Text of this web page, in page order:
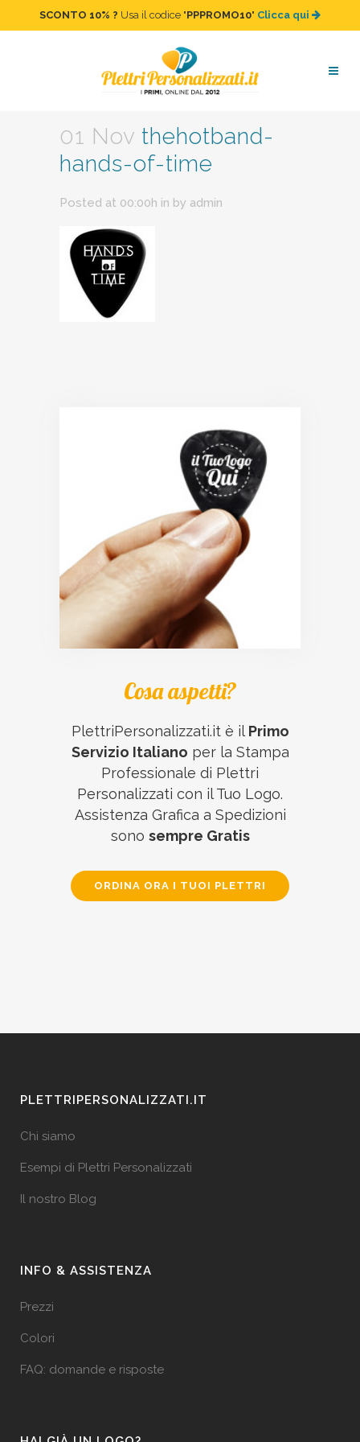
SCONTO 10% ? Usa il codice "PPPROMO10" Clicca qui
thehotband-hands-of-time
01 Nov thehotband-
hands-of-time
Posted at 00:00h in by admin
Cosa aspetti?
PlettriPersonalizzati.it è il Primo
Servizio Italiano per la Stampa
Professionale di Plettri
Personalizzati con il Tuo Logo.
Assistenza Grafica a Spedizioni
sono sempre Gratis
ORDINA ORA I TUOI PLETTRI
PLETTRIPERSONALIZZATI.IT
Chi siamo
Esempi di Plettri Personalizzati
Il nostro Blog
INFO & ASSISTENZA
Prezzi
Colori
FAQ: domande e risposte